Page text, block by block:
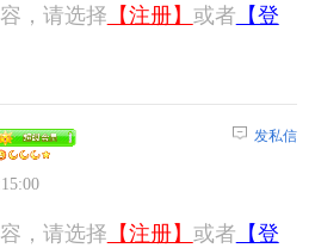
，请选择 【注册】 或者 【登
发私信
，请选择 【注册】 或者 【登